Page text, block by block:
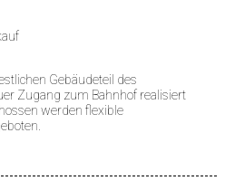
Gebäudeteil des
Zugang zum Bahnhof realisiert
werden flexible